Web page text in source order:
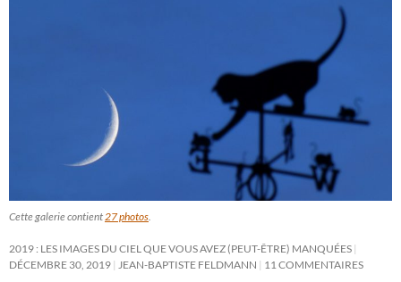
Cette galerie contient27 photos.
2019 : LES IMAGES DU CIEL QUE VOUS AVEZ (PEUT-ÊTRE) MANQUÉES
DÉCEMBRE 30, 2019 JEAN-BAPTISTE FELDMANN 11 COMMENTAIRES